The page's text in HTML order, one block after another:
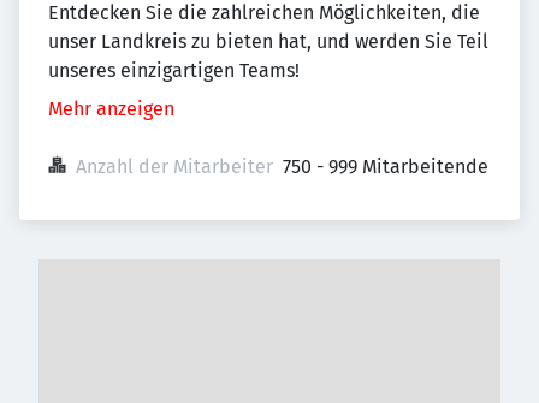
Entdecken Sie die zahlreichen Möglichkeiten, die
unser Landkreis zu bieten hat, und werden Sie Teil
unseres einzigartigen Teams!
Mehr anzeigen
Anzahl der Mitarbeiter 750 - 999 Mitarbeitende